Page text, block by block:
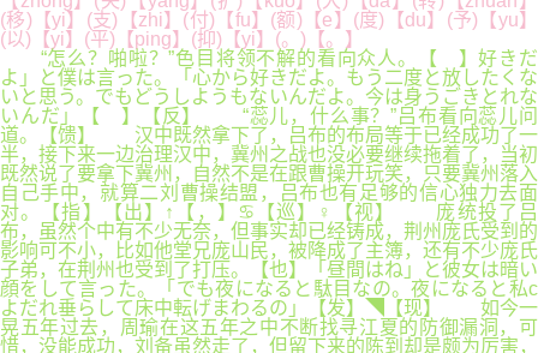
(移)【yi】(支)【zhi】(付)【fu】(额)【e】(度)【du】(予)【yu】
(以)【yi】(平)【ping】(抑)【yi】(。)【。】
“怎么？啪啦？”色目将领不解的看向众人。【 】好きだよ」と僕は言った。「心から好きだよ。もう二度と放したくないと思う。でもどうしようもないんだよ。今は身うごきとれないんだ」【 】【反】 “蕊儿，什么事？”吕布看向蕊儿问道。【馈】 汉中既然拿下了，吕布的布局等于已经成功了一半，接下来一边治理汉中，冀州之战也没必要继续拖着了，当初既然说了要拿下冀州，自然不是在跟曹操开玩笑，只要冀州落入自己手中，就算二刘曹操结盟，吕布也有足够的信心独力去面对。【指】【出】↑【，】♋【巡】♀【视】 庞统投了吕布，虽然个中有不少无奈，但事实却已经铸成，荆州庞氏受到的影响可不小，比如他堂兄庞山民，被降成了主簿，还有不少庞氏子弟，在荆州也受到了打压。【也】「昼間はね」と彼女は暗い顔をして言った。「でも夜になると駄目なの。夜になると私cよだれ垂らして床中転げまわるの」【发】◥【现】 如今一晃五年过去，周瑜在这五年之中不断找寻江夏的防御漏洞，可惜，没能成功，刘备虽然走了，但留下来的陈到却是颇为厉害，把江夏防的滴水不漏，虽然水战不是江东水军的对手，但上了岸，江东水军就有些歇菜了，对此，周瑜也颇为无奈，陆地战斗力一直是江东军的短板，也只有南方贺齐负责平定百越的士卒强悍一些，但那些军队不能轻动，如今柴桑屯驻着五万兵马，已经是江东能够供养的极限，但如果刘备始终不动江夏兵马的话，周瑜想要趁乱入主荆州的想法就成了一纸空谈。【了】「ワタナベ君cあなたってすごいわね」と緑は感心して言った。「あの人ものを食べなくてそれでみんなすごく苦労してるのにcキウリまで食べさせちゃうんだもの。信じられないわねcもう」【一】♫【些】☿【问】♚【题】「いやcもう結構です。そろそろ帰ります。包帯とビールをどうもありがとう」【，】◆【主】【要】 “吼吼吼~”一群将士听得兴奋地挥动着手臂，这五年来，吕布那边还能打打异族，但这边，除了偶尔小股部队过来冀北地区袭扰之外，他们的任务就是日复一日的练兵、练兵再练兵，都快将人给练吐了，如今难得吕布说放手去打，这群冀州强兵早就有些迫不及待了，他们要证明，自己不比关中那五部人马差。【是】♫【：】↗【学】【习】【贯】【彻】第21节【习】⊿【近】☁【平】↖【总】▆【书】第46节【记】【关】✌【于】【金】私は今のところまだあなたに会う準備ができていません。会いたくないというのではなくc会う準備ができていないのです。もし準備ができたと思ったらc私はあなたにすぐ手紙を書きます。そのときには私たちはもう少しお互いのことを知りあえるのではないかと思います。あなたが言うようにc私たちはお互いのことをもっと知りあうべきなのでしょう。【融】︻【工】━【作】「もちろんcいいよ」僕は鞄からノートを出して何か余計なものが書かれていないことをたしかめてから緑に渡した。【重】緑は体を離しcにっこり笑って僕の顔を見た。「いいわよc待ってあげる。あなたのことを信頼してるから」と彼女は言った。「でお私をとるときは私だけをとってね。そして私を抱くときは私のことだけを考えてね。私の言ってる意味わかる」【要】◇【论】 曹操没有理会孔融，有些道理，跟这些书呆子真没法说，再次向献帝拜道：“请陛下退朝！”【述】〗【不】「でも私たちねじまがってるのよ。私にはわかるの」と直子は言った。【够】❥【深】─【不】✪【够】⌘【透】¡【，】【践】✍【行】「どうしてそんなことがわかるの」【以】ღ【人】【民】「それは駄目よ。もちろんたとえば歯医者に行かなきゃならないとかcそういう特殊なことがあればそれは別だけれどc原則的にはそれは許可されていないの。ここを出て行くことは完全にその人の自由だけれど度出て行くともうここには戻れないの。橋を焼くのと同じよ。ニc三日町に出てまたここに戻ってということはできないの。だってそうでしょうそんなことしたらc出たり入ったりする人ばかりになっちゃうもの」【为】→【中】✯【心】「ずいぶん内省的な生き方ですね」と僕は皮肉を言った。【的】★【发】「そうですか」と僕はよくわからないまま適当に返事をした。【展】「いいですよcどうぞ」と僕は言った。【理】 “当年吕布在此吃过一亏，此番张辽恐怕不会重蹈覆辙。”幕僚摇头道。【念】 “如果刘备得了荆州，诸位以为下一步会如何做？”敲定了迁徙治所的事情，吕布看向众人，笑问道，毕竟他受历史影响，这个时候做出的判断未必正确，毕竟眼下天下因为自己的到来，跟历史上的三国时期已经截然不同，他想看看自己帐下这些智谋之士会有什么看法？【不】【够】「それがストイックなの」と直子が訊ねた。【到】ろうってね。ねえc私たちの病気にとっていちばん大事なのはこの信頼感なのよ。この人にまかせておけば大丈夫c少しでも私の具合がわるくなってきたらcつまりネジがゆるみはじめたらcこの人はすぐに気づいて注意深く我慢づよくなおしてくれる――ネジをしめなおしc糸玉をほぐしてくれる――そういう信頼感があればc私たちの病気はまず再発しないのcそういう信頼感が存在する限りまずあのボンッは起らないのよ。嬉しかったわ。人生ってなんて素晴らしいんだろうって思ったわ。まるで荒れた冷たい海から引き上げられて毛布にくるまれて温かいベッドに横たえられているようなそんな気分ね。結婚して二年後に子供が生まれてcそれからはもう子供の世話で手いっぱいよ。おかげで自分の病気のことなんかすっかり忘れちゃったくらい。朝起きて家事して子供の世話してc彼が帰ってきたらごはん食べさせて毎日毎日がそのくりかえし。でも幸せだったわ。私の人生の中でたぶんいちばん幸せだった時期よ。そういうのが何年つづいたかしら三十一の歳まではつづいたわよね。そしてまたボンッよ。破裂したの」【位】【，】■【推】♒【动】「本当」【金】©【融】「ワタナベ君cあなたってすごいわね」と緑は感心して言った。「あの人ものを食べなくてそれでみんなすごく苦労してるのにcキウリまで食べさせちゃうんだもの。信じられないわねcもう」【板】【块】♛【回】❅【归】【本】 “曹司空所虑者，乃关中吕布兵势！如今关中经过数年休养生息，广纳四方蛮夷，人口日盛，兵锋日强，陛下虽是天子，但如今南有江东孙氏虎视，西方刘表虽为宗亲，却未必与司空一条心，因此司空才不敢妄动，致使吕布日渐势大，下官所言可对？”【源】【、】十一時半に医師の回診があったのでc僕と緑は廊下に出て待っていた。医者が出てくるとc緑は「ねえ先生cどんな具合ですか」と訊ねた。【专】→【注】━【主】「そういうのがしばらくつづいてcそれからだんだん右手が下に降りてきたのよ。そして下着の上からあそこ触ったの。【业】 赵云摇了摇头，目光看向英雄楼外车水马龙，目光突然一凝。【还】√【有】第44节【不】「食事の話だけどc今度の土曜日でどうだ」と永沢さんが言った。【足】【，】♪【服】☭【务】✈【实】□【体】第四十四章 勾心斗角【经】■【济】【和】✿【国】▲【家】「ちょっとやってみてcそれ」【重】☿【大】 “回主公，荆襄刘表病重，七日之前，蔡瑁欲图控制刺史府，却被刘表护卫老将黄忠率兵攻破，救出刘表，蔡瑁随后兵围刺史府，三天前，黄忠带着刘表长子刘琦出现在南阳，并将刺史印信交给了刘备，同时襄阳传来刘表病故的消息，刘备调集江夏、南阳两地兵马，并联络长沙刘磐，共同起兵，以谋逆之罪昭告荆州，征讨蔡瑁。”【发】 城墙上一名弓箭手目光冷漠的看着这批人缓缓地靠近城门，待对方接近城门外一箭之地的时候，迅速拉满了弓箭，对准对方阵前一箭射出。【展】【战】〗【略】☠【存】℃【在】△【薄】 朝堂之上，随着伏完的话语，众人的注意力都集中在了伏完身上，曹操眉头微蹙，他也有联合天下诸侯共诛吕布之心，眼下契机已经出现，接下来，诸侯联合，共讨吕布只是时间问题，曹操愿意等，但此刻伏完将这件事提出来，隐隐间，曹操已经察觉到一丝不妥。【弱】「たとえばどんなことが」【环】もっとも彼が隠れた古典小説の読書家であることは寮内ではまったく知られていなかったしcもし知られたとしても殆んど注目を引くことはなかっただろう。彼はなんといってもまず第一に頭の良さで知られていた。何の苦もなく東大に入りc文句のない成績をとりc公務員試験を受けて外務省に入りc外交官になろうとしていた。父親は名古屋で大きな病院を経営しc兄はやはり東大の医学部を出てcそのあとを継ぐことになっていた。まったく申しぶんのない一家みたいだった。小遣いもたっぷり持っていたしcおまけに風釆も良かった。だから誰もが彼に一目置いたしc寮長でさえ永沢さんに対してだけは強いことは言えなかった。彼が誰かに何かを要求するとc言われた人間は文句ひとつ言わずにそのとおりにした。そうしないわけにはいかなかったのだ。【节】↗【，】→【防】「二十曲」と僕は言った。【范】❤【化】❣【解】✿【重】「今日は何曜日だったかな」【大】✍【风】│【险】【隐】⊙【患】≈【存】 “喏！”徐娘连忙躬身答应一声，告退离开，夜莺看了一眼陈群离开的方向，幽幽一叹，缓步离开。【在】卐【差】【距】 “免礼吧。”吕布坐直了身体，看向杨阜道：“义山，今日我在击鞠场可是看到你了，你身边那两位青年，便是江东使者？”【，】【落】▽【实】°【深】【化】「お姉さんがいやいややってるの。近所に住んでる親戚のおじさんが毎日手伝ってくれて配達もやってくれるしc私も暇があれば手伝うしcまあ書店というのはそれほど重労働じゃないからなんとかとかやれてるわよ。どうにもやれなくなったらお店畳んで売っちゃうつもりだけど」【改】◥【革】 “将军。”几名幕僚进入帐中，看着面色铁青的夏侯渊，犹豫了一下，躬身道：“吕贼军中弩箭强悍，而且有那寨子保护，我们根本无法看破其中虚实，为今之计，希望能够将敌军引出营寨，在野战中聚歼。”【要】❅【求】【不】【够】↓【到】웃【位】しかし何はともあれc私は自分があなたに対して公正ではなかったと思います。そしてそれでずいぶんあなたを引きずりまわしたりc傷つけたりしたんだろうと思います。でもそのことでc私だって自分自身を引きずりまわしてc自分自身を傷つけてきたのです。言いわけするわけでもないしc自己弁護するわけでもないけれどc本当にそうなのです。もし私があなたの中に何かの傷を残したとしたらcそれはあなただけの傷ではなくてc私の傷でもあるのです。たからそのことで私を憎んだりしないで下さい。私は不完全な人間です。私はあなたが考えているよりずっと不完全な人間です。だからこと私はあなたに憎まれたくないのです。あなたに憎まれたりすると私は本当にバラバラになってしまします。私はなたのように自分の殻の中にすっと入って何かをやりすごすということができないのです。あなたは本当はどうなのか知らないけれどc私にはなんとなくそう見えちゃうことがあるのです。だから時々あなたのことがすごくうらやましくなるしcあなたを必要以上に引きずりまわることになったのもあるいはそのせいかもしれません。【，】【内】☣【部】☒【治】【理】彼は足を机の上にのせたままビールを飲みcあくびをした。【体】✿【系】™【有】↗【短】【板】웃【；】♪【履】°【行】┃【全】しかし彼は死にかけてはいなかった。ただぐっすりと眠っているだけだった。耳を顔に近づけると微かな寝息が聞こえた。それで僕は安心して隣りの奥さんと話をした。彼女は僕のことを緑の恋人だと思っているらしくc僕にずっと緑の話をしてくれた。【面】僕は肯いた。【从】♛【严】【治】僕は夜の九時にその番号をまわしてみた。すぐにレイコさんが出た。【党】 “他是你的骨肉！”兰詹咬着嘴唇道。【“】※【两】❅【个】彼女はもう一曲バッハの小品を弾いた。組曲の中の何かだ。ロウソクの灯を眺めcワインを飲みながらレイコさんの弾くバッハに耳を傾けているとc知らず知らずのうちに気持ちが安らいできた。バッハが終るとc直子はレイコさんにビートルスのものを弾いてほしいと頼んだ。【责】店はすっかりシャッターをおろしcシャッターには「週刊文春毎週木曜日発売」と書いてあった。十二時にはまだ十五分ほど間があったがc水仙の花を持って商店街を歩いて時間をつぶすのもあまり気が進まなかったのでc僕はシャッターのわきにあるベルを押してc二c三歩後ろにさがって返事を待った。十五秒くらい待ったが返事はなかった。もう一度ベルを押したものかどうか迷っているとc上の方でガラガラと窓の開く音がした。見上げると緑が窓から首を出して手を振っていた。【任】÷【”】☣【有】直子とレイコさんはアイスミルクを注文しc僕はビールを注文した。レイコさんは女の子にfつけてよと言ってc女の子はアンプのスイッチを入れてf送をつけた。プラットスウェットアンドティアーズがスピニングホイールを唄っているのが聴こえた。【差】「うんcあの人狂ってる」とレイコさんがブロッコリーをフォークでつきさしながら肯いた。【距】유【，】⌘【责】✘【任】「これから二人で直子のお葬式するのよ」とレイコさんは言った。「淋しくないやつさ」【压】☭【力】【传】웃【导】✉【不】➳【够】------------【，】┃【严】┆【的】【氛】【围】「その人知らないわねえ」とレイコさんは哀しそうに首を振った。「世界はどんどん変っていくのよc私の知らないうちに」【没】✌【有】■【形】─【成】【，】【重】【点】☉【领】「そりゃもちろんあなたのことよ」と彼女は猫を抱きあげ頬ずりして言った。「きちんとしてるしc真面目な学生だって感心してたわよ」【域】「お姉さんは婚約者とデートしてるの。どこかドライブに行ったんじゃないかしら。お姉さんの彼はね自動車会社につとめてるの。だから自動車大好きで。私ってあんまり車好きじゃないんだけど。」【和】◈【关】【键】※【岗】「でも待てる」【位】 与此同时，江东，柴桑，周瑜大营。【廉】前にもあなたに説明したと思いますがここは専門的な病院ではありません。もちろんちゃんとした専門医はいて有効な治療を行いますがc集中的な治療をすることは困難です。ここの施設の目的は患者が自己治療できるための有効な環境を作ることであってc医学的治療は正確にはそこには含まれていないのです。だからもし直子の病状がこれ以上悪化するようであればc別の病院なり医療施設に移さざるを得ないということになるでしょう。私としても辛いことですがcそうせざるをえないのです。もちろんそうなったとしても治療のための一時的な出張ということでcまたここに戻ってくることは可能です。あるいはうまくいけばそのまま完治して退院ということになるかもしれませんね。いずれにせよ私たちも全力を尽くしていますしc直子も全力を尽くしています。あなたも彼女の回復を祈っていて下さい。そしてこれまでどおり手紙を書いてやって下さい。【洁】〗【风】☑【险】「だって私は永遠に回復しないかもしれないのよ。それでもあなたは私を待つの十年も二十年も私を待つことができるの」【较】【高】僕らは川べりの道を五分ほど歩いて風呂屋に行きc少しさっぱりとした気分で家に戻ってきた。そしてワインの栓を抜きc縁側に座って飲んだ。【，】➳【形】σ【式】【主】「それで私c伊豆にいる祖母のところに行ってしばらく静養することにしたの。そのコンクールのことはあきらめてcここはひとつのんびりしてやろうc二週間くらいピアノにさわらないで好きなことして遊んでやろうってね。でも駄目だったわ。何をしても頭の中にピアノのことしか浮かんでこないのよ。それ以外のことが何ひとつ思い浮かばないのよ。一生このまま小指が動かないんじゃないだろうかもしそうなったらこれからいったいどうやって生きていけばいいんだろうそんなことばかりぐるぐる同じこと考えてるのね。だって仕方ないわよcそれまでの人生でピアノが私の全てだったんだもの。私はね四つのときからピアノを始めてcそのことだけを考えて生きてきたのよ。それ以外のことなんか殆んど何ひとつ考えなかったわ。指に怪我しちゃいけないっていうんで家事ひとつしたことないしcピアノが上手いっていうことだけでまわりが気をつかってくれるしねcそんな風にして育ってきた女の子からピアノをとってごらんなさいよcいったい何が残るそれでボンッよ。頭のねじがどこかに吹き飛んじゃったのよ。頭がもつれてc真っ暗になっちゃって」【义】直子はその話をすると喜んだ。「その人に会ってみたいわc私。一度でいいから」【、】【官】☁【僚】☢【主】 弓箭手开始对着对方盾阵抛射，一排排盾兵上前，为弓箭手遮挡曹军弓箭手射来的箭簇。【义】☢【问】【题】「でもそれじゃ危くってしようがないだろう」と僕は言った。「どこかに深い井戸があるcでもそれが何処にあるかは誰も知らないなんてね。落っこっちゃったらどうしようもないじゃない か」【比】☠【较】「見当もつかない」と僕は言った。「でもお願いだからc電車の中ではその話しないでくれよ。他の人に聞こえるとまずいから」【突】│【出】 “你们的佛祖连杀人凶犯都能收容，公门衙役秉承人间正义，按律执法，若他连这点都要阻拦的话，那这等是非不分的佛，不要也罢。”吕布看向赵班头：“再有人敢阻拦，杀！”【，】「うんc地図の解説を書いてるの。ほらc地図を買うと小冊子しょうさっしみたいなのがついてるでしょ町の説明とかc人口とかc名所とかについていろいろ書いてあるやつ。ここにこういうハイキングコースがあってcこういう伝説があってcこういう花が咲いてcこういう鳥がいてとかね。あの原稿を書く仕事なのよ。あんなの本当に簡単なの。あっという間よ。日比谷ひびや図書館に行って一日がかりで本を調べたら一冊書けちゃうもの。ちょっとしたコツをのみこんだら仕事なんかくらでもくるし」【部】✘【分】│【直】「冗談にしないでよ。私c真剣なのよ」【管】☠【企】÷【业】【违】卐【反】☤【中】☏【央】☁【八】【项】♒【规】 心里面本就憋着一股子火气，此刻见这些该死的羌人连自己的部下都敢打，当即大怒，下了城墙，有人牵来战马，杨任直接调了五百军队气势匆匆朝着城外冲去。【定】⊙【精】σ【神】「ありうる」と僕は言った。【问】┃【题】寮に戻ったのは十一時半だった。僕はそのまますぐ永沢さんの部屋に行ってドアをノックした。そして十回くらいノックしてから今日は土曜日の夜だったことを思いだした。土曜日の夜は永沢さんは親戚の家に泊まるという名目で毎週外泊許可をとっているのだ。【屡】☁【禁】 “我死后，子真可以继承我儒家学院院长之位。”郑玄扭头，慈爱的看了一眼郑小同。【不】 “快快派人查明！”张鲁此刻也顾不得许多，看向杨伯、杨昂兄弟，沉声道：“两位将军速去调集兵马，明日一早，发兵阳平关，务要将阳平关夺回。”【止】【；】☒【领】【导】「山は高くc海は深い」と緑は言った。そしてバスローブの裾から手を入れて僕の勃起しているペニスを手にとった。そして息を呑んだ。「ねえcワタナベ君c悪いけどこれ本当に冗談抜きで駄目。こんな大きくて固いのとても入らんないわよ。嫌だ」【班】♡【子】☠【担】 陆逊深深的看了吕布一眼，没有说话。【当】【作】◐【为】【有】【不】 虽然一名武将是否厉害不能光凭力量来看，但不可否认，力量永远是指标之一。【足】◤【，】「私がノルウェイの森をリクエストするときはここに百円入れるのがきまりなの」と直子が言った。「この曲はいちばん好きだからcとくにそうしてるの。心してリクエストするの」【攻】☆】≈☆灵♂之☆梦♂☆≈ｌｏｖё爱→♀simleyt【坚】【克】「いやcそうは思わないけど」【难】□【意】「酔払ってスワッピングだってできたのにね」と永沢さんが言った。【识】↓【不】 “传我命令，当今皇后伏寿，不守妇道，祸乱纲常伦理，与兄弟伏德私通，妇德有亏，即日起，打入冷宫，另下文书于各地，有越骑校尉伏德，败坏伦理纲常，私通皇后，罪不容赦，满门抄斩，凡取其收集者，赏金千两，封关内侯！”曹操森然的看向伏完，一字一顿道。【强】※【，】□【选】「どこに行く」【人】【用】▲【人】卐【和】✍【干】│【部】「それすっぼかせない」【人】☤【才】웃【队】【伍】←【建】「うんc地図の解説を書いてるの。ほらc地図を買うと小冊子しょうさっしみたいなのがついてるでしょ町の説明とかc人口とかc名所とかについていろいろ書いてあるやつ。ここにこういうハイキングコースがあってcこういう伝説があってcこういう花が咲いてcこういう鳥がいてとかね。あの原稿を書く仕事なのよ。あんなの本当に簡単なの。あっという間よ。日比谷ひびや図書館に行って一日がかりで本を調べたら一冊書けちゃうもの。ちょっとしたコツをのみこんだら仕事なんかくらでもくるし」【设】♚【还】私には鍋がない。【有】【差】【距】♛【，】❣【基】【层】「そうじゃないわよ。だってあなた直子が死ぬ前からもうちゃんと決めてたじゃないcその緑さんという人とは離れるわけにはいかないんだって。直子は死ぬことを選んだのよ。あなたもう大人なんだからc自分の選んだものにはきちんと責任を持たなくちゃ。そうしないと何もかも駄目になっちゃわよ」【党】【组】【织】 “虽有些冒险，不过庞士元拿下汉中，也等于为我军打开了蜀中的门户，日后主公扫平天下之时，也不必再为蜀地担忧。”陈宫笑道。【战】♀【斗】【堡】℉【垒】™【作】彼女の声を聞いてc僕は自分が何か間違ったことを口にしたらしいなと思った。【用】僕らは往きに来たのと同じ雑木林の中の道を抜けc部屋に戻った。ロウソクが消されc居間の電灯も消えていた。寝室のドアが開いてベットサイドのランプがついていてcその仄かな光が居間の方にこぼれていた。そんな薄暗がりのソファーの上に直子がぽつんと座っていた。彼女はガウンのようなものに着替えていた。その襟を首の上までぎょっとあわせcソファの上に足をあげc膝を曲げて座っていた。レイコさんは直子のところに行ってc頭のてっぺんに手を置いた。【发】✎【挥】┆【不】【充】☆【分】「誰がああいうの教えたのよね」とため息をつきながら直子が言った。【；】【整】❤【改】◐【主】❥【体】❅【责】✈【任】 曹操坐在主位之上，把玩着夏侯渊递上来的连弩，默然不语，堂下，钟繇皱眉看向曹操道：“吕布军此战法颇似先秦，攻城之时，先以弓箭压制，打压士气。”【落】℃【实】 “吕骠骑好歹也是天下一大诸侯，竟然为了孩子，如此胡闹，竟然鼓动全军将士跟他一起荒唐？”顾邵不屑的冷哼一声。【不】「行きましょうよ」と直子が言って立ち上がった。【够】【有】【力】【，】☭【个】 角力说明不了什么问题，当年刘备收服关羽张飞的时候，就是凭着这种方式，这其中力气固然重要，但也有不少技巧，角力厉害，上马打仗就是另外一回事了。【别】 至于冀州，也不能说是顺带，但在战略上，吕布却是先将汉中占据之后，才对冀州下手，毕竟有甘宁的水师在，全占冀州对吕布来说，并不算是累赘，反而尽得冀州之人口。【问】❤【题】【整】ねえcどうしたのって私言ったわ。【改】「そりゃ大変だったわよ」と緑はため息をつきながら言った。「なにしろ料理なんてものにまるで理解も関心もない一家でしょ。きちんとした包丁とか鍋とか買いたいって言ってもお金なんて出してくれないのよ。今ので十分だっていうの。冗談じゃないわよ。あんなベラベラの包丁で魚なんておろせるもんですか。でもそういうとねc魚なんかおろさなくていいって言われるの。だから仕方ないわよ。せっせとおこづかいためて出刃包丁とか鍋とかザルとか買ったの。ねえ信じられる十五か十六の女の子が一生懸命爪に火をともすようにお金ためてザルやる研石やら天ぷら鍋買ってるなんて。まわりの友だちはたっぷりおこづかいもらって素敵なドレスやら靴やら買ってるっていうのによ。可哀そうだと思うでしょ」【不】 看着两名贵霜将士抬着一把笨重的兵器上来，雄阔海一伸手，自有人将他的熟铜棍交到雄阔海受伤。【到】螢は弱って死にかけているのかもしれない。僕は瓶のくちを持って何度か軽く振ってみた。螢はガラスの壁に体を打ちつけcほんの少しだけ飛んだ。しかしその光はあいかわらずぼんやりしていた。【位】 三人一路走来，却看到一群僧人手持棍棒，拦在寺庙外面，将一群衙差挡在寺庙之外，一名班头站在寺庙外，跟